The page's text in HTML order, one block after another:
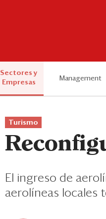
Sectores y
Empresas
Management
Turismo
El ingreso de
aerolíneas locales